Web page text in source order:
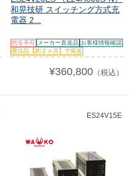
和晃技研 スイッチング方式充
電器 2...
代引不可 メーカー直送品 お客様情報確認
受注品【約２ヵ月】で発送
¥360,800（税込）
ES24V15E